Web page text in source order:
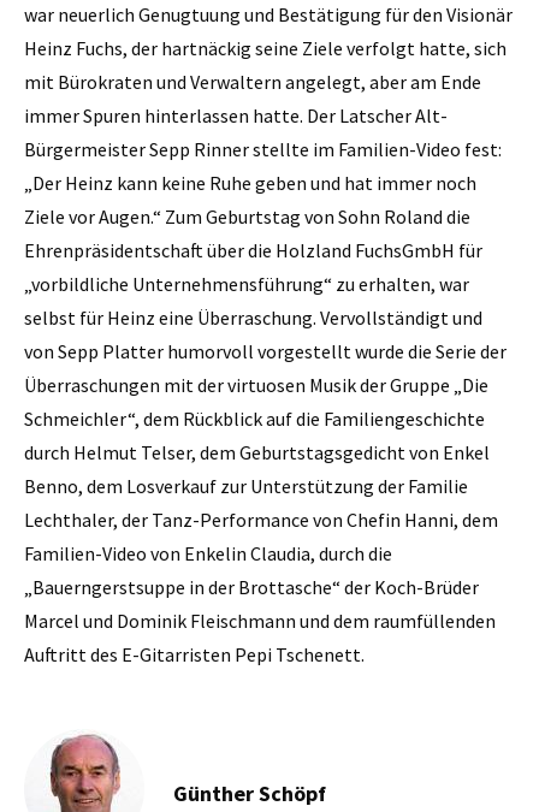
war neuerlich Genugtuung und Bestätigung für den Visionär
Heinz Fuchs, der hartnäckig seine Ziele verfolgt hatte, sich
mit Bürokraten und Verwaltern angelegt, aber am Ende
immer Spuren hinterlassen hatte. Der Latscher Alt-
Bürgermeister Sepp Rinner stellte im Familien-Video fest:
„Der Heinz kann keine Ruhe geben und hat immer noch
Ziele vor Augen.“ Zum Geburtstag von Sohn Roland die
Ehrenpräsidentschaft über die Holzland FuchsGmbH für
„vorbildliche Unternehmensführung“ zu erhalten, war
selbst für Heinz eine Überraschung. Vervollständigt und
von Sepp Platter humorvoll vorgestellt wurde die Serie der
Überraschungen mit der virtuosen Musik der Gruppe „Die
Schmeichler“, dem Rückblick auf die Familiengeschichte
durch Helmut Telser, dem Geburtstagsgedicht von Enkel
Benno, dem Losverkauf zur Unterstützung der Familie
Lechthaler, der Tanz-Performance von Chefin Hanni, dem
Familien-Video von Enkelin Claudia, durch die
„Bauerngerstsuppe in der Brottasche“ der Koch-Brüder
Marcel und Dominik Fleischmann und dem raumfüllenden
Auftritt des E-Gitarristen Pepi Tschenett.
Günther Schöpf